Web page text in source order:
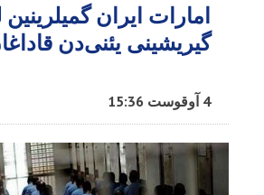
امارات ایران گمیلرینین
گیریشینی یئنی‌دن
4 آوقوست 15:36